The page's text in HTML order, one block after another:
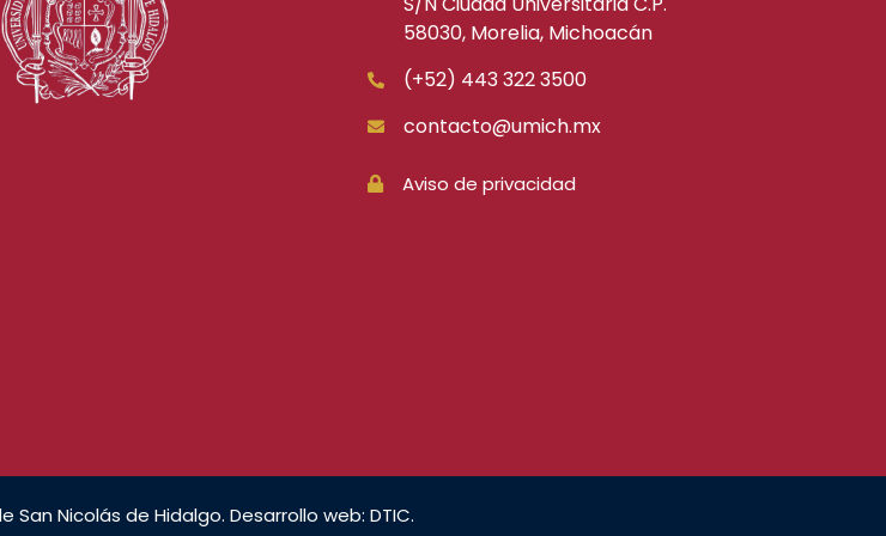
58030, Morelia, Michoacán
(+52) 443 322 3500
contacto@umich.mx
Aviso de privacidad
San Nicolás de Hidalgo. Desarrollo web: DTIC.